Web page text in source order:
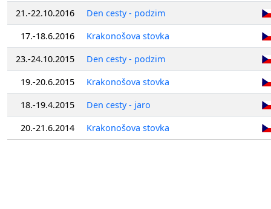
21.-22.10.2016
Den cesty - podzim
17.-18.6.2016
Krakonošova stovka
23.-24.10.2015
Den cesty - podzim
19.-20.6.2015
Krakonošova stovka
18.-19.4.2015
Den cesty - jaro
20.-21.6.2014
Krakonošova stovka